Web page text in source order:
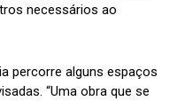
necessários ao
percorre alguns espaços
“Uma obra que se